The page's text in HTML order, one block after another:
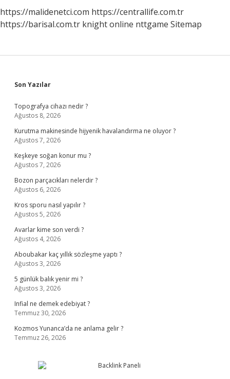
https://malidenetci.com https://centrallife.com.tr
https://barisal.com.tr knight online nttgame Sitemap
Sidebar
Son Yazılar
Topografya cihazı nedir ?
Ağustos 8, 2026
Kurutma makinesinde hijyenik havalandırma ne oluyor ?
Ağustos 7, 2026
Keşkeye soğan konur mu ?
Ağustos 7, 2026
Bozon parçacıkları nelerdir ?
Ağustos 6, 2026
Kros sporu nasıl yapılır ?
Ağustos 5, 2026
Avarlar kime son verdi ?
Ağustos 4, 2026
Aboubakar kaç yıllık sözleşme yaptı ?
Ağustos 3, 2026
5 günlük balık yenir mi ?
Ağustos 3, 2026
Infial ne demek edebiyat ?
Temmuz 30, 2026
Kozmos Yunanca’da ne anlama gelir ?
Temmuz 26, 2026